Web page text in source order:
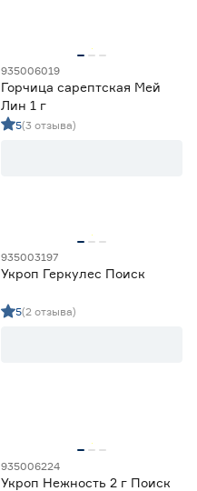
935006019
Горчица сарептская Мей
Лин 1 г
5(3 отзыва)
935003197
Укроп Геркулес Поиск
5(2 отзыва)
935006224
Укроп Нежность 2 г Поиск